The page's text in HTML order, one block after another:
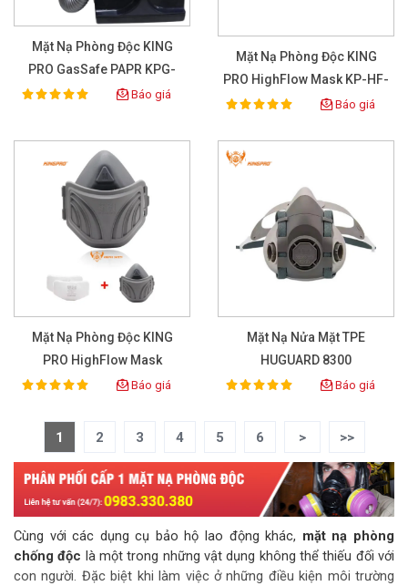
Mặt Nạ Phòng Độc KING
PRO GasSafe PAPR KPG-
Rating:
100% Báo giá
Mặt Nạ Phòng Độc KING
PRO HighFlow Mask KP-HF-
Rating:
100% Báo giá
Mặt Nạ Phòng Độc KING
PRO HighFlow Mask
(Rubber) KP-HF-002
Rating:
100% Báo giá
Mặt Nạ Nửa Mặt TPE
HUGUARD 8300
Rating:
100% Báo giá
1 2 3 4 5 6 > >>
Cùng với các dụng cụ bảo hộ lao động khác, mặt nạ phòng
chống độc là một trong những vật dụng không thể thiếu đối với
con người. Đặc biệt khi làm việc ở những điều kiện môi trường